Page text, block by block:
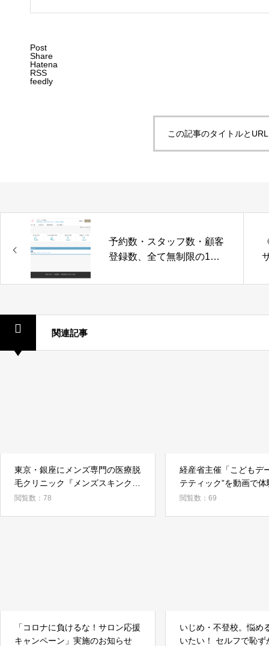
Post
Share
Hatena
RSS
feedly
この記事のタイトルと
予約数・スタッフ数・顧客
登録数、全て無制限の1プ
ト予約システム「ヨヤグッ
関連記事
東京・銀座にメンズ専門の医療脱
毛クリニック『メンズスキンクリ
ニック銀座院』が７月１日グラン
閲覧数：78
経産省主催「こどもデ
テティック”を動画で体
閲覧数：69
「コロナに負けるな！サロン応援
キャンペーン」実施のお知らせ
いじめ・不登校。悩め
いたい！ セルフで恥ず